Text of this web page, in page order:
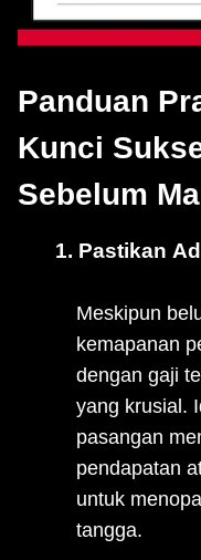
Panduan
Kunci
Sebelum
1. Pastikan
Meskipun
kemapanan
dengan gaji
yang krusial.
pasangan
pendapatan
untuk
tangga.